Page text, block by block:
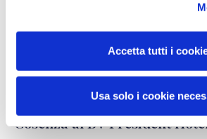
Accetta tutti i
Usa solo i cookie
Una serata speciale con il
Cosenza al BV President